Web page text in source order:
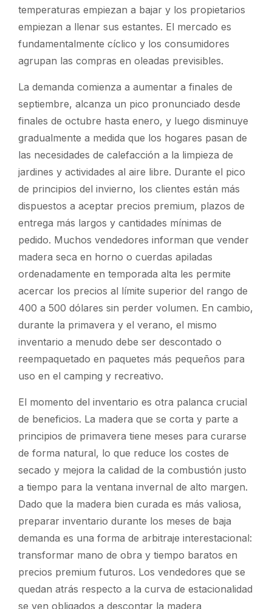
temperaturas empiezan a bajar y los propietarios
empiezan a llenar sus estantes. El mercado es
fundamentalmente cíclico y los consumidores
agrupan las compras en oleadas previsibles.
La demanda comienza a aumentar a finales de
septiembre, alcanza un pico pronunciado desde
finales de octubre hasta enero, y luego disminuye
gradualmente a medida que los hogares pasan de
las necesidades de calefacción a la limpieza de
jardines y actividades al aire libre. Durante el pico
de principios del invierno, los clientes están más
dispuestos a aceptar precios premium, plazos de
entrega más largos y cantidades mínimas de
pedido. Muchos vendedores informan que vender
madera seca en horno o cuerdas apiladas
ordenadamente en temporada alta les permite
acercar los precios al límite superior del rango de
400 a 500 dólares sin perder volumen. En cambio,
durante la primavera y el verano, el mismo
inventario a menudo debe ser descontado o
reempaquetado en paquetes más pequeños para
uso en el camping y recreativo.
El momento del inventario es otra palanca crucial
de beneficios. La madera que se corta y parte a
principios de primavera tiene meses para curarse
de forma natural, lo que reduce los costes de
secado y mejora la calidad de la combustión justo
a tiempo para la ventana invernal de alto margen.
Dado que la madera bien curada es más valiosa,
preparar inventario durante los meses de baja
demanda es una forma de arbitraje interestacional:
transformar mano de obra y tiempo baratos en
precios premium futuros. Los vendedores que se
quedan atrás respecto a la curva de estacionalidad
se ven obligados a descontar la madera